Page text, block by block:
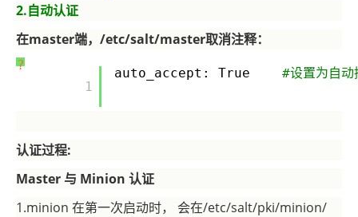
2.自动认证
在master端，/etc/salt/master取消注释：
?
       1
auto_accept: True #设置为自动
认证过程:
Master 与 Minion 认证
1.minion 在第一次启动时， 会在/etc/salt/pki/minion/